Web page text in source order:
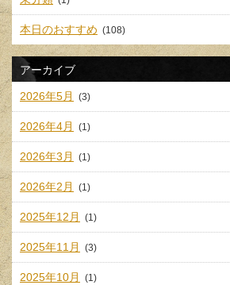
本日のおすすめ (108)
アーカイブ
2026年5月 (3)
2026年4月 (1)
2026年3月 (1)
2026年2月 (1)
2025年12月 (1)
2025年11月 (3)
2025年10月 (1)